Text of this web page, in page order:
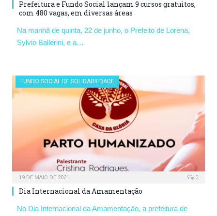
Prefeitura e Fundo Social lançam 9 cursos gratuitos,
com 480 vagas, em diversas áreas
Na manhã de quinta, 22 de junho, o Prefeito de Lorena,
Sylvio Ballerini, e a…
FUNDO SOCIAL DE SOLIDARIEDADE
19 DE MAIO DE 2021 0
Dia Internacional da Amamentação
No Dia Internacional da Amamentação, a prefeitura de